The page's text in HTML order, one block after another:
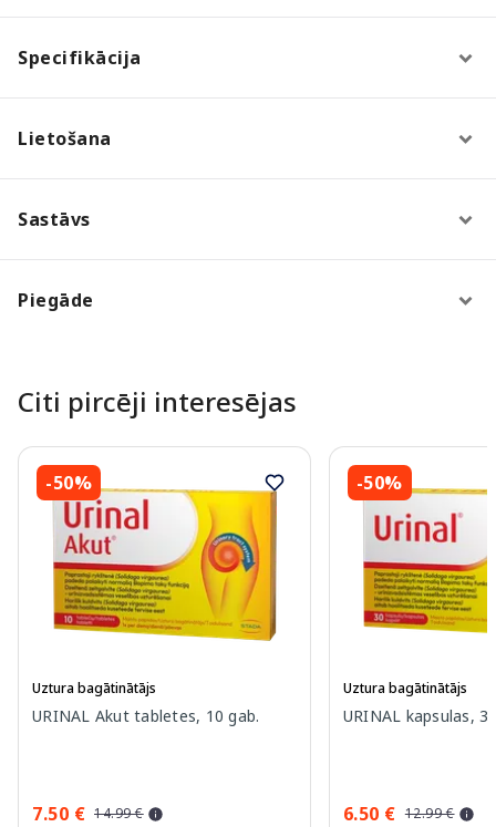
Specifikācija
Lietošana
Sastāvs
Piegāde
Citi pircēji interesējas
-50%
Uztura bagātinātājs
URINAL Akut tabletes, 10 gab.
7.50 € 14.99 €
-50%
Uztura bagātinātājs
URINAL kapsulas,
6.50 € 12.99 €